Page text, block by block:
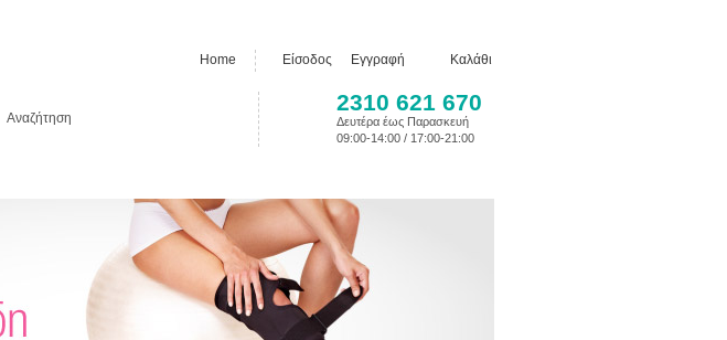
Καλάθι
Home Είσοδος Εγγραφή
2310 621 670
Δευτέρα έως Παρασκευή
09:00-14:00 / 17:00-21:00